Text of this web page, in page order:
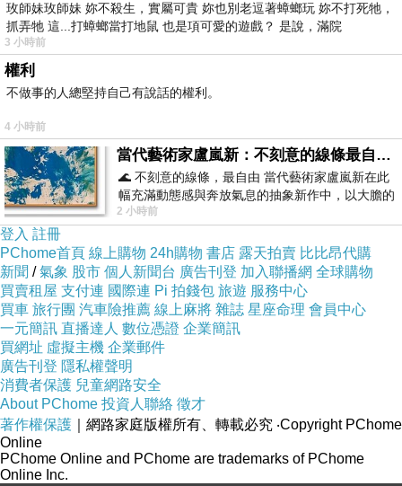
也有政府的就業服務中心，
可以很容易得到職缺的資訊。
不像我當初，
就只能看報紙找工作。
工作機會也少。
接下來如何成功找到工作，
在碰了很多的釘子後，
有一點點小心得。
1.大公司只要小鮮肉，
完全不給老人機會。
2.透過認識的人介紹，
成功的機會很高，
薪水也可以談的比較高。
3.老人只能往中小企業找。
玫師妹玫師妹 妳不殺生，實屬可貴 妳也別老逗著蟑螂玩 妳不打死牠，
抓弄牠 這...打蟑螂當打地鼠 也是項可愛的遊戲？ 是說，滿院
3 小時前
權利
不做事的人總堅持自己有說話的權利。
4 小時前
當代藝術家盧嵐新：不刻意的線條最自由，讓色彩流動、筆觸自己說話
🌊 不刻意的線條，最自由 當代藝術家盧嵐新在此
幅充滿動態感與奔放氣息的抽象新作中，以大膽的
藍色顏料在白色畫布上揮灑、壓印與流淌
2 小時前
登入 註冊
PChome首頁 線上購物 24h購物 書店 露天拍賣 比比昂代購
新聞 /氣象 股市 個人新聞台 廣告刊登 加入聯播網 全球購物
買賣租屋 支付連 國際連 Pi 拍錢包 旅遊 服務中心
買車 旅行團 汽車險推薦 線上麻將 雜誌 星座命理 會員中心
一元簡訊 直播達人 數位憑證 企業簡訊
買網址 虛擬主機 企業郵件
廣告刊登 隱私權聲明
消費者保護 兒童網路安全
About PChome 投資人聯絡 徵才
著作權保護 ｜網路家庭版權所有、轉載必究 ‧Copyright PChome
Online
PChome Online and PChome are trademarks of PChome
Online Inc.